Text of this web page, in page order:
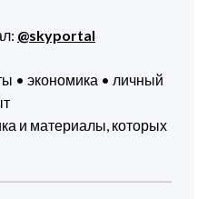
@skyportal
• экономика • личный
и материалы, которых